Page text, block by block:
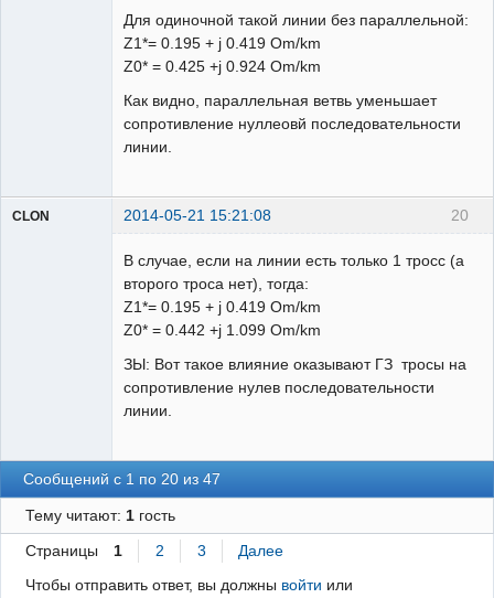
Для одиночной такой линии без параллельной:
Z1*= 0.195 + j 0.419 Om/km
Z0* = 0.425 +j 0.924 Om/km
Как видно, параллельная ветвь уменьшает
сопротивление нуллеовй последовательности
линии.
20
CLON 2014-05-21 15:21:08
В случае, если на линии есть только 1 тросс (а
второго троса нет), тогда:
Z1*= 0.195 + j 0.419 Om/km
Z0* = 0.442 +j 1.099 Om/km
ЗЫ: Вот такое влияние оказывают ГЗ тросы на
сопротивление нулев последовательности
линии.
Сообщений с 1 по 20 из 47
Тему читают: 1гость
Страницы 1 2 3
Далее
Чтобы отправить ответ, вы должны войти или